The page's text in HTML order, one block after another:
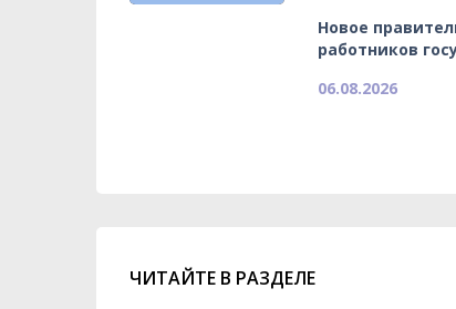
Новое
работников
06.08.2026
ЧИТАЙТЕ В РАЗДЕЛЕ